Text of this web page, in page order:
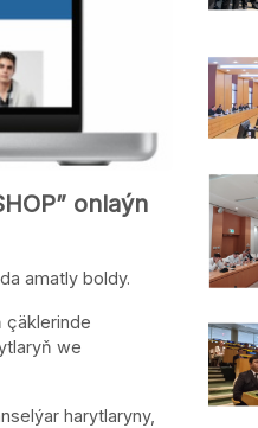
onlaýn
amatly boldy.
çäklerinde
we
harytlaryny,